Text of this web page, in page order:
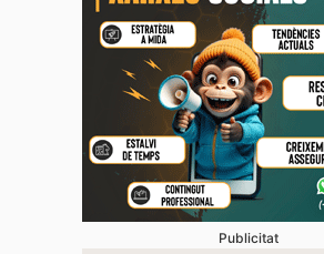
Publicitat